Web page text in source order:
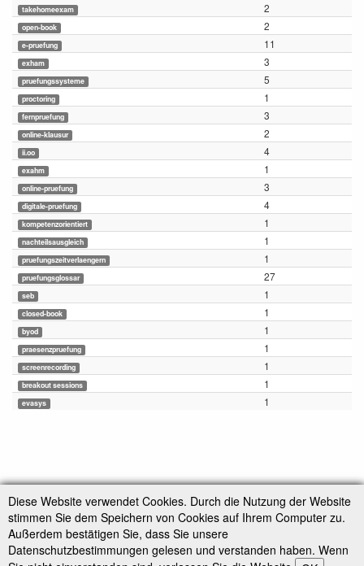
Diese Website verwendet Cookies. Durch die Nutzung der Website
stimmen Sie dem Speichern von Cookies auf Ihrem Computer zu.
Außerdem bestätigen Sie, dass Sie unsere
Datenschutzbestimmungen gelesen und verstanden haben. Wenn
takehomeexam 2
open-book 2
e-pruefung 11
exham 3
pruefungssysteme 5
proctoring 1
fernpruefung 3
online-klausur 2
ii.oo 4
exahm 1
online-pruefung 3
digitale-pruefung 4
kompetenzorientiert 1
nachteilsausgleich 1
pruefungszeitverlaengern 1
pruefungsglossar 27
seb 1
closed-book 1
byod 1
praesenzpruefung 1
screenrecording 1
breakout sessions 1
evasys 1
Falls nicht anders bezeichnet, ist der Inhalt dieses Wikis unter der folgenden Lizenz
veröffentlicht: